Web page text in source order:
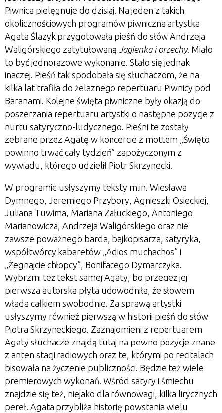
Piwnica pielęgnuje do dzisiaj. Na jeden z takich
okolicznościowych programów piwniczna artystka
Agata Ślazyk przygotowała pieśń do słów Andrzeja
Waligórskiego zatytułowaną Jagienka i orzechy. Miało
to być jednorazowe wykonanie. Stało się jednak
inaczej. Pieśń tak spodobała się słuchaczom, że na
kilka lat trafiła do żelaznego repertuaru Piwnicy pod
Baranami. Kolejne święta piwniczne były okazją do
poszerzania repertuaru artystki o następne pozycje z
nurtu satyryczno-ludycznego. Pieśni te zostały
zebrane przez Agatę w koncercie z mottem „Święto
powinno trwać cały tydzień” zapożyczonym z
wywiadu, którego udzielił Piotr Skrzynecki.
W programie usłyszymy teksty m.in. Wiesława
Dymnego, Jeremiego Przybory, Agnieszki Osieckiej,
Juliana Tuwima, Mariana Załuckiego, Antoniego
Marianowicza, Andrzeja Waligórskiego oraz nie
zawsze poważnego barda, bajkopisarza, satyryka,
współtwórcy kabaretów „Adios muchachos” i
„Żegnajcie chłopcy”, Bonifacego Dymarczyka.
Wybrzmi też tekst samej Agaty, bo przecież jej
pierwsza autorska płyta udowodniła, że słowem
włada całkiem swobodnie. Za sprawą artystki
usłyszymy również pierwszą w historii pieśń do słów
Piotra Skrzyneckiego. Zaznajomieni z repertuarem
Agaty słuchacze znajdą tutaj na pewno pozycje znane
z anten stacji radiowych oraz te, którymi po recitalach
bisowała na życzenie publiczności. Będzie też wiele
premierowych wykonań. Wśród satyry i śmiechu
znajdzie się też, niejako dla równowagi, kilka lirycznych
pereł. Agata przybliża historię powstania wielu